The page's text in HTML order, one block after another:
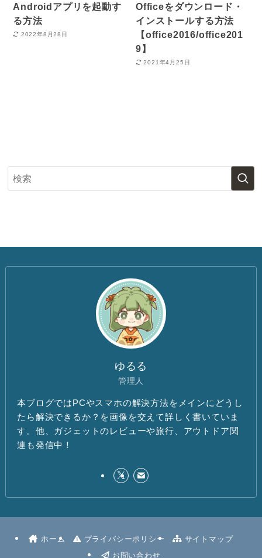
Androidアプリを起動す
る方法
2022年8月28日
Officeをダウンロード・
インストールする方法
【office2016/office201
9】
2021年4月25日
ゆるる
管理人
本ブログではPCやスマホの解決方法をメインにどうし
たら解決できるか？を画像を交えて詳しく書いていま
す。他、ガジェットのレビューや旅行、アウトドア関
連も発信中！
ホーム プライバシーポリシー
サイトマップ
お問い合わせ